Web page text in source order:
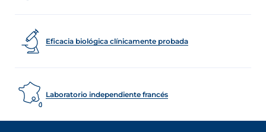
Eficacia biológica clínicamente probada
Laboratorio independiente francés